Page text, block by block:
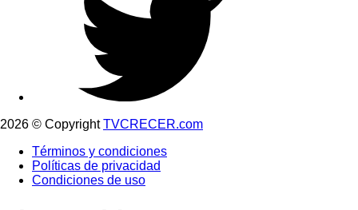
2026 © CopyrightTVCRECER.com
Términos y condiciones
Políticas de privacidad
Condiciones de uso